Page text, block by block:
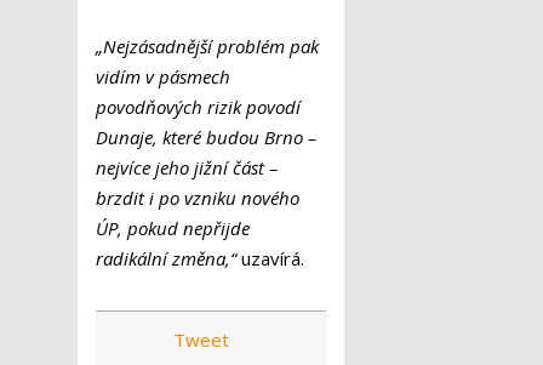
„Nejzásadnější problém pak
vidím v pásmech
povodňových rizik povodí
Dunaje, které budou Brno –
nejvíce jeho jižní část –
brzdit i po vzniku nového
ÚP, pokud nepřijde
radikální změna,“uzavírá.
Tweet